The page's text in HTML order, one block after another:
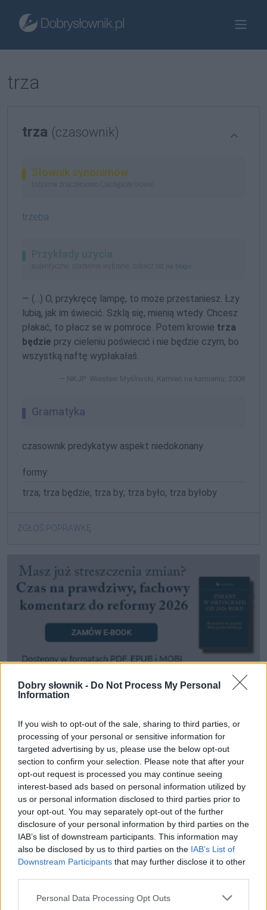
Dobry słownik - Do Not Process My Personal
Information
If you wish to opt-out of the sale, sharing to third parties, or
processing of your personal or sensitive information for
targeted advertising by us, please use the below opt-out
section to confirm your selection. Please note that after your
opt-out request is processed you may continue seeing
interest-based ads based on personal information utilized by
us or personal information disclosed to third parties prior to
your opt-out. You may separately opt-out of the further
disclosure of your personal information by third parties on the
IAB’s list of downstream participants. This information may
also be disclosed by us to third parties on the IAB’s List of
Downstream Participants that may further disclose it to other
Please note that this website/app uses one or more Google
Personal Data Processing Opt Outs
trza
trza (czasownik)
Słownik synonimów
tożsame znaczeniowo (zastępcze słowa)
trzeba
Przykłady użycia
autentyczne, starannie wybrane, zobacz też na blogu
— (...) O, przykręcę lampę, to może przestaniesz. Łzy
lubią, jak im świecić. Szklą się, mienią wtedy. Chcesz
płakać, to płacz se w pomroce. Potem krowie trza
będzie przy cieleniu poświecić i nie będzie czym, bo
wszystką naftę wypłakałaś.
NKJP: Wiesław Myśliwski, Kamień na kamieniu, 2008
Gramatyka
czasownik predykatyw aspekt niedokonany
formy:
trza; trza będzie; trza by; trza było; trza byłoby
ZGŁOŚ POPRAWKĘ
Zobacz, co zyskują abonenci Dobrego słownika.
SPRAWDŹ
Często sprawdzane
Gdy linia łączy się oporem
Duże państwo w południowo-wschodniej Azji
O słowie ostrym jak sierp